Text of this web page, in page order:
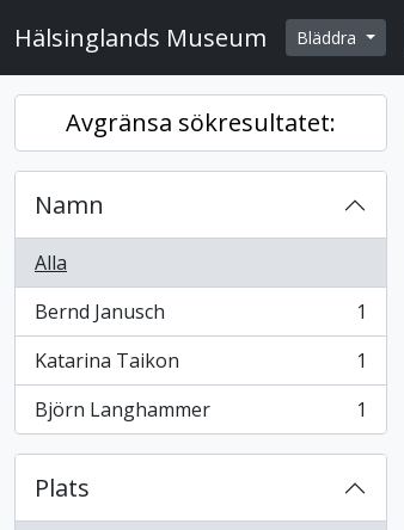
Hälsinglands Museum Bläddra
Avgränsa sökresultatet:
Namn
Alla
Bernd Janusch
, 1 resultat
1
Katarina Taikon
, 1 resultat
1
Björn Langhammer
, 1 resultat 1
Plats